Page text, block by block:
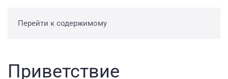
Перейти к содержимому
Приветствие